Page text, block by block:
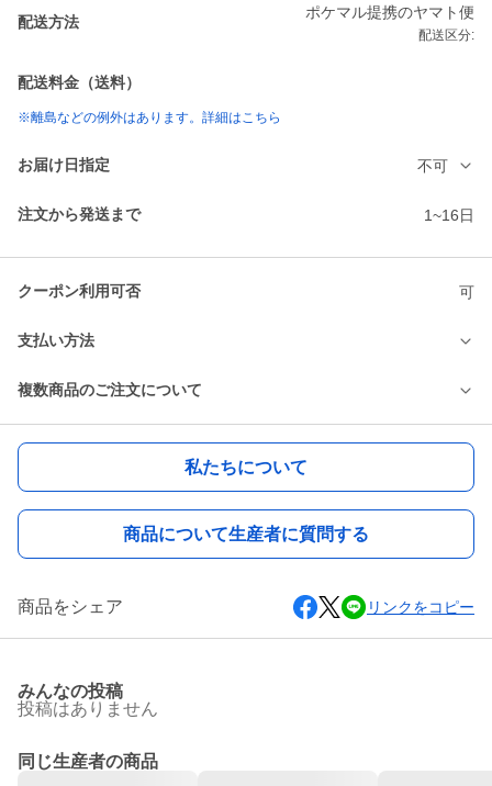
配送方法
ポケマル提携のヤマト便
配送区分:
配送料金（送料）
※離島などの例外はあります。詳細はこちら
お届け日指定 不可
注文から発送まで 1~16日
クーポン利用可否 可
支払い方法
複数商品のご注文について
私たちについて
商品について生産者に質問する
商品をシェア リンクをコピー
みんなの投稿
投稿はありません
同じ生産者の商品